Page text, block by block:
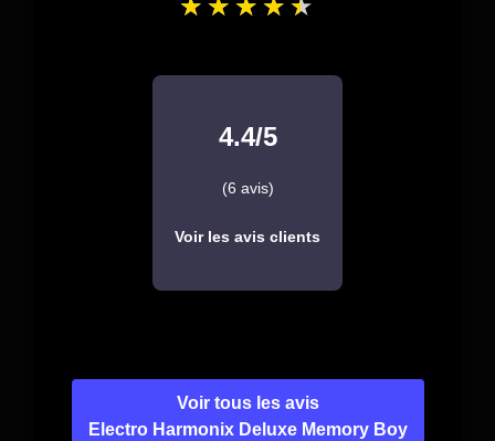
4.4/5
(6 avis)
Voir les avis clients
Voir tous les avis
Electro Harmonix Deluxe Memory Boy